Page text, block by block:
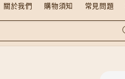
關於我們 購物須知 常見問題